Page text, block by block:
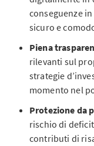
conseguenze
sicuro e
Piena
rilevanti sul
strategie
momento nel
Protezione da
rischio di
contributi di